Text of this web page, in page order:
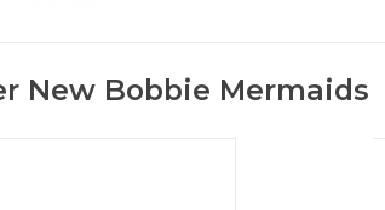
New Bobbie Mermaids